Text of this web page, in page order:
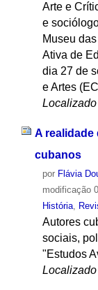
Arte e
e
Museu
Ativa de
dia 27 de
e Artes
A realidade
cubanos
por Flávia
modificação
História,
Autores
sociais,
"Estudos